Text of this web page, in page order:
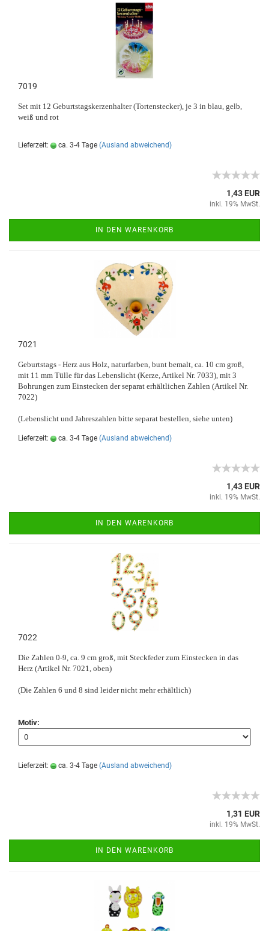
7019
Set mit 12 Geburtstagskerzenhalter (Tortenstecker), je 3 in blau, gelb,
weiß und rot
Lieferzeit: ca. 3-4 Tage (Ausland abweichend)
1,43 EUR
inkl. 19% MwSt.
IN DEN WARENKORB
7021
Geburtstags - Herz aus Holz, naturfarben, bunt bemalt, ca. 10 cm groß,
mit 11 mm Tülle für das Lebenslicht (Kerze, Artikel Nr. 7033), mit 3
Bohrungen zum Einstecken der separat erhältlichen Zahlen (Artikel Nr.
7022)
(Lebenslicht und Jahreszahlen bitte separat bestellen, siehe unten)
Lieferzeit: ca. 3-4 Tage (Ausland abweichend)
1,43 EUR
inkl. 19% MwSt.
IN DEN WARENKORB
7022
Die Zahlen 0-9, ca. 9 cm groß, mit Steckfeder zum Einstecken in das
Herz (Artikel Nr. 7021, oben)
(Die Zahlen 6 und 8 sind leider nicht mehr erhältlich)
Motiv:
Lieferzeit: ca. 3-4 Tage (Ausland abweichend)
1,31 EUR
inkl. 19% MwSt.
IN DEN WARENKORB